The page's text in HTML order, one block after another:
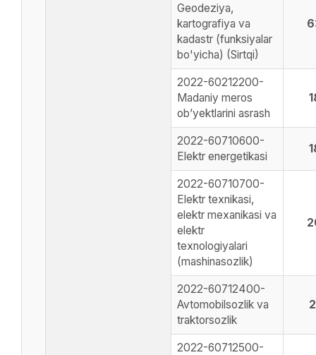
Geodeziya,
kartografiya va
kadastr (funksiyalar
bo'yicha) (Sirtqi)
2022-60212200-
Madaniy meros
ob’yektlarini asrash
2022-60710600-
Elektr energetikasi
2022-60710700-
Elektr texnikasi,
elektr mexanikasi va
elektr
texnologiyalari
(mashinasozlik)
2022-60712400-
Avtomobilsozlik va
traktorsozlik
2022-60712500-